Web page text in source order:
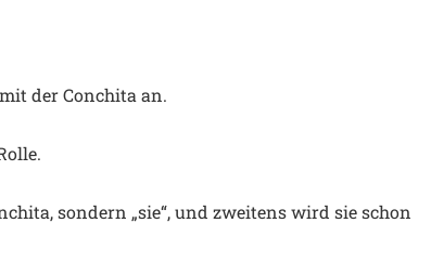
der Conchita an.
sondern „sie“, und zweitens wird sie schon